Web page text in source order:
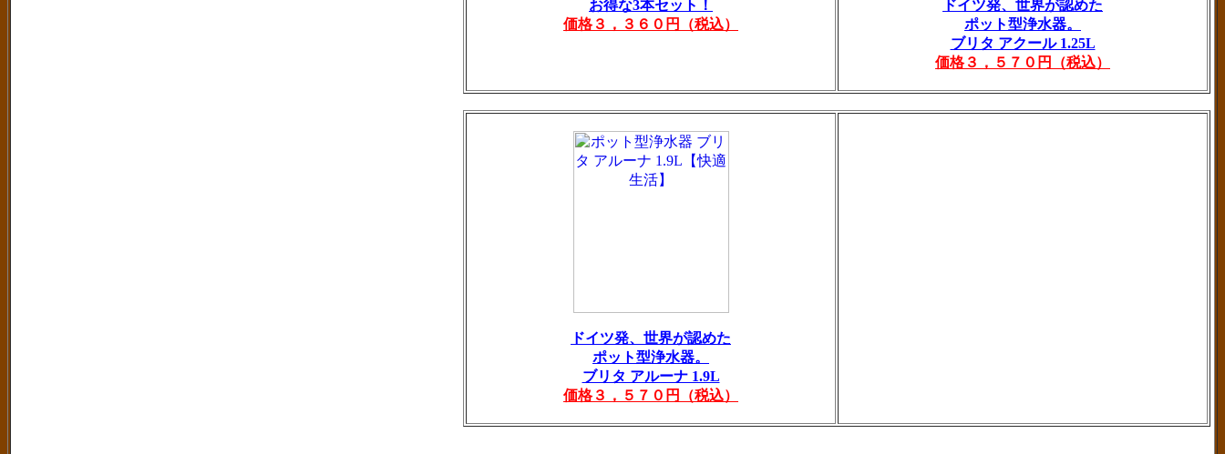
お得な3本セット！
価格３，３６０円（税込）
ドイツ発、世界が認めた
ポット型浄水器。
ブリタ アクール 1.25L
価格３，５７０円（税込）
ドイツ発、世界が認めた
ポット型浄水器。
ブリタ アルーナ 1.9L
価格３，５７０円（税込）